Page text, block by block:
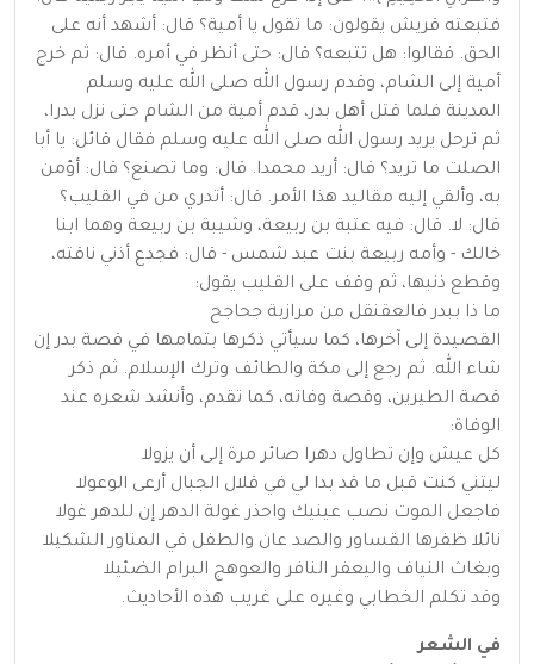
فتبعته قريش يقولون: ما تقول يا أمية؟ قال: أشهد أنه على
الحق. فقالوا: هل تتبعه؟ قال: حتى أنظر في أمره. قال: ثم خرج
أمية إلى الشام، وقدم رسول الله صلى الله عليه وسلم
المدينة فلما قتل أهل بدر، قدم أمية من الشام حتى نزل بدرا،
ثم ترحل يريد رسول الله صلى الله عليه وسلم فقال قائل: يا أبا
الصلت ما تريد؟ قال: أريد محمدا. قال: وما تصنع؟ قال: أؤمن
به، وألقي إليه مقاليد هذا الأمر. قال: أتدري من في القليب؟
قال: لا. قال: فيه عتبة بن ربيعة، وشيبة بن ربيعة وهما ابنا
خالك - وأمه ربيعة بنت عبد شمس - قال: فجدع أذني ناقته،
وقطع ذنبها، ثم وقف على القليب يقول:
ما ذا ببدر فالعقنقل من مرازبة جحاجح
القصيدة إلى آخرها، كما سيأتي ذكرها بتمامها في قصة بدر إن
شاء الله. ثم رجع إلى مكة والطائف وترك الإسلام. ثم ذكر
قصة الطيرين، وقصة وفاته، كما تقدم، وأنشد شعره عند
الوفاة:
كل عيش وإن تطاول دهرا صائر مرة إلى أن يزولا
ليتني كنت قبل ما قد بدا لي في قلال الجبال أرعى الوعولا
فاجعل الموت نصب عينيك واحذر غولة الدهر إن للدهر غولا
نائلا ظفرها القساور والصد عان والطفل في المناور الشكيلا
وبغاث النياف واليعفر النافر والعوهج البرام الضئيلا
وقد تكلم الخطابي وغيره على غريب هذه الأحاديث.
في الشعر